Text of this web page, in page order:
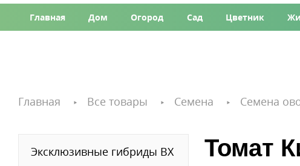
Главная Дом Огород Сад Цветник
Главная Все товары Семена Семена
Эксклюзивные гибриды ВХ Томат